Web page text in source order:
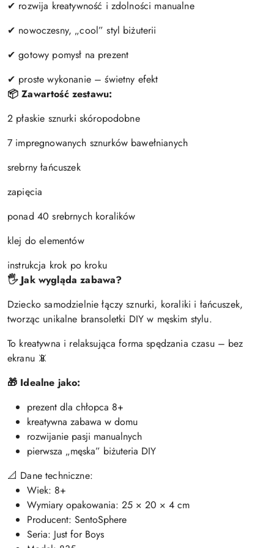
✔ rozwija kreatywność i zdolności manualne
✔ nowoczesny, „cool” styl biżuterii
✔ gotowy pomysł na prezent
✔ proste wykonanie – świetny efekt
📦 Zawartość zestawu:
2 płaskie sznurki skóropodobne
7 impregnowanych sznurków bawełnianych
srebrny łańcuszek
zapięcia
ponad 40 srebrnych koralików
klej do elementów
instrukcja krok po kroku
🖐 Jak wygląda zabawa?
Dziecko samodzielnie łączy sznurki, koraliki i łańcuszek,
tworząc unikalne bransoletki DIY w męskim stylu.
To kreatywna i relaksująca forma spędzania czasu – bez
ekranu 📵
🎁 Idealne jako:
prezent dla chłopca 8+
kreatywna zabawa w domu
rozwijanie pasji manualnych
pierwsza „męska” biżuteria DIY
📐 Dane techniczne:
Wiek: 8+
Wymiary opakowania: 25 × 20 × 4 cm
Producent: SentoSphere
Seria: Just for Boys